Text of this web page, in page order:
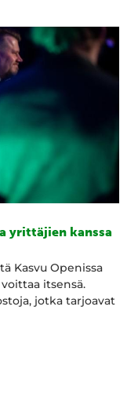
yrittäjien kanssa
Kasvu Openissa
itsensä.
jotka tarjoavat